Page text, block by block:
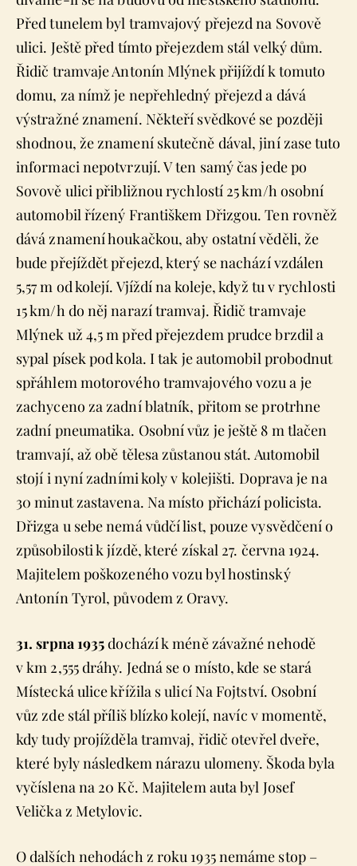
Před tunelem byl tramvajový přejezd na Sovově
ulici. Ještě před tímto přejezdem stál velký dům.
Řidič tramvaje Antonín Mlýnek přijíždí k tomuto
domu, za nímž je nepřehledný přejezd a dává
výstražné znamení. Někteří svědkové se později
shodnou, že znamení skutečně dával, jiní zase tuto
informaci nepotvrzují. V ten samý čas jede po
Sovově ulici přibližnou rychlostí 25 km/h osobní
automobil řízený Františkem Dřizgou. Ten rovněž
dává znamení houkačkou, aby ostatní věděli, že
bude přejíždět přejezd, který se nachází vzdálen
5,57 m od kolejí. Vjíždí na koleje, když tu v rychlosti
15 km/h do něj narazí tramvaj. Řidič tramvaje
Mlýnek už 4,5 m před přejezdem prudce brzdil a
sypal písek pod kola. I tak je automobil probodnut
spřáhlem motorového tramvajového vozu a je
zachyceno za zadní blatník, přitom se protrhne
zadní pneumatika. Osobní vůz je ještě 8 m tlačen
tramvají, až obě tělesa zůstanou stát. Automobil
stojí i nyní zadními koly v kolejišti. Doprava je na
30 minut zastavena. Na místo přichází policista.
Dřizga u sebe nemá vůdčí list, pouze vysvědčení o
způsobilosti k jízdě, které získal 27. června 1924.
Majitelem poškozeného vozu byl hostinský
Antonín Tyrol, původem z Oravy.
31. srpna 1935dochází k méně závažné nehodě
v km 2,555 dráhy. Jedná se o místo, kde se stará
Místecká ulice křížila s ulicí Na Fojtství. Osobní
vůz zde stál příliš blízko kolejí, navíc v momentě,
kdy tudy projížděla tramvaj, řidič otevřel dveře,
které byly následkem nárazu ulomeny. Škoda byla
vyčíslena na 20 Kč. Majitelem auta byl Josef
Velička z Metylovic.
O dalších nehodách z roku 1935 nemáme stop –